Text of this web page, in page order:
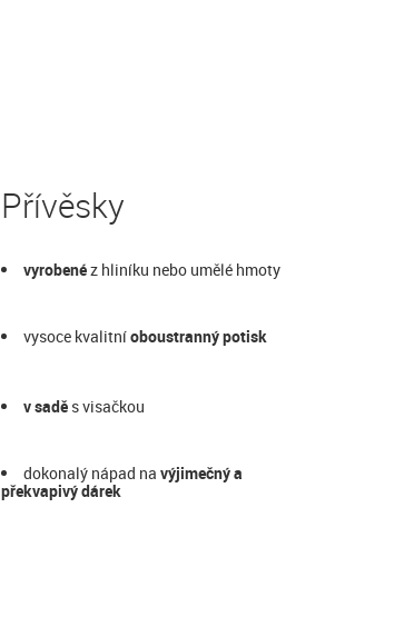
Přívěsky
vyrobenéz hliníku nebo umělé hmoty
vysoce kvalitníoboustranný potisk
v sadě s visačkou
dokonalý nápad na výjimečný a
překvapivý dárek